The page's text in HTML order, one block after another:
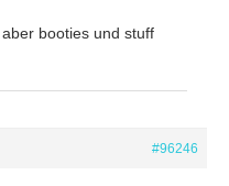
booties und stuff
#96246